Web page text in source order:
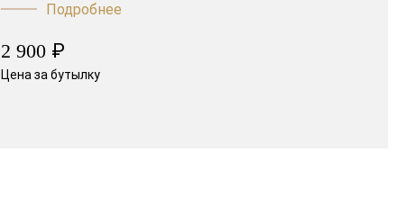
Подробнее
2 900 ₽
Цена за бутылку